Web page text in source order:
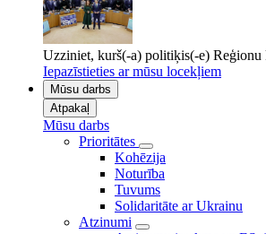
Uzziniet, kurš(-a) politiķis(-e) Reģionu
Iepazīstieties ar mūsu locekļiem
Mūsu darbs
Atpakaļ
Mūsu darbs
Prioritātes
Kohēzija
Noturība
Tuvums
Solidaritāte ar Ukrainu
Atzinumi